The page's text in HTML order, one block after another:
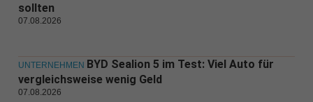
sollten
07.08.2026
UNTERNEHMEN BYD Sealion 5 im Test: Viel Auto für
vergleichsweise wenig Geld
07.08.2026